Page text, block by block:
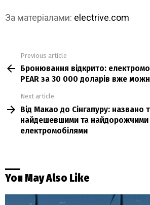
За матеріалами: electrive.com
more
Previous article
Бронювання відкрито:
PEAR за 30 000 доларів вже
Next article
Від Макао до Сінгапуру: названо
найдешевшими та найдорожчими
електромобілями
You May Also Like